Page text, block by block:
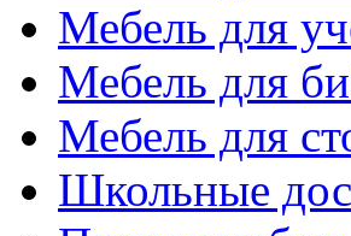
Мебель для
Мебель для
Мебель для
Школьные